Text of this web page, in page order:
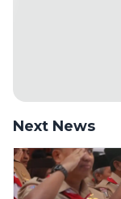
Next News